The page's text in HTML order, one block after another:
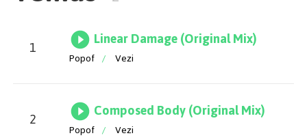
1 Linear Damage (Original Mix)
Popof / Vezi
2 Composed Body (Original Mix)
Popof / Vezi